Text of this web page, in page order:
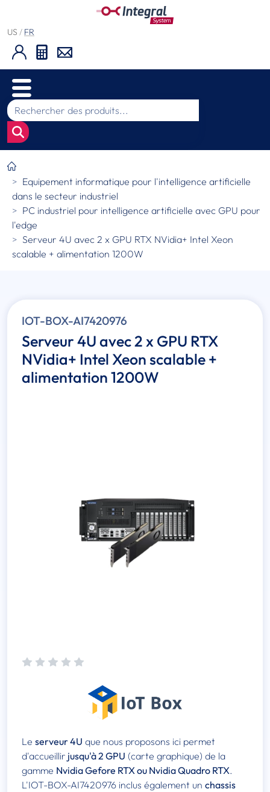
US / FR
Equipement informatique pour l'intelligence artificielle
dans le secteur industriel
PC industriel pour intelligence artificielle avec GPU pour
l'edge
Serveur 4U avec 2 x GPU RTX NVidia+ Intel Xeon
scalable + alimentation 1200W
IOT-BOX-AI7420976
Serveur 4U avec 2 x GPU RTX
NVidia+ Intel Xeon scalable +
alimentation 1200W
Le serveur 4U que nous proposons ici permet
d'accueillir jusqu'à 2 GPU (carte graphique) de la
gamme Nvidia Gefore RTX ou Nvidia Quadro RTX.
L'IOT-BOX-AI7420976 inclus également un chassis